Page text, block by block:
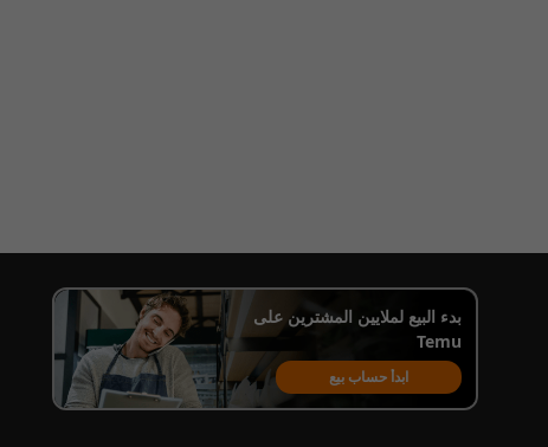
بدء البيع لملايين المشترين على
Temu
ابدأ حساب بيع